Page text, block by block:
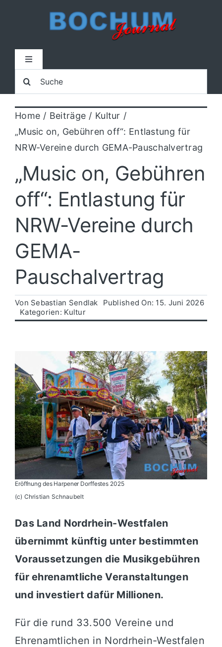
Toggle
Home
Lokal
Blaulicht
Sport
Kultur
Politik
Wirtschaft
Suche
nach:
Home Beiträge
Kultur
„Music on, Gebühren off“: Entlastung für
NRW-Vereine durch GEMA-Pauschalvertrag
„Music on, Gebühren
off“: Entlastung für
NRW-Vereine durch
GEMA-
Pauschalvertrag
Von Sebastian Sendlak
Published On: 15. Juni 2026
Kategorien: Kultur
Eröffnung des Harpener Dorffestes 2025
(c) Christian Schnaubelt
Das Land Nordrhein-Westfalen
übernimmt künftig unter bestimmten
Voraussetzungen die Musikgebühren
für ehrenamtliche Veranstaltungen
und investiert dafür Millionen.
Für die rund 33.500 Vereine und
Ehrenamtlichen in Nordrhein-Westfalen